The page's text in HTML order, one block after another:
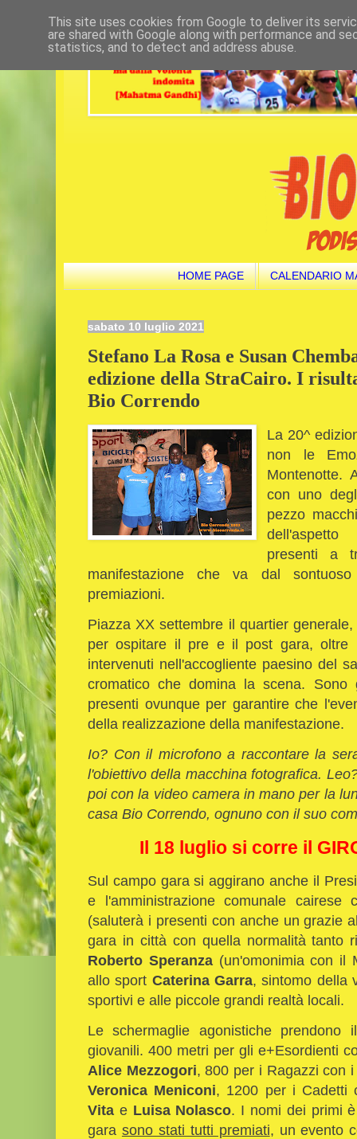
HOME PAGE CALENDARIO
sabato 10 luglio 2021
Stefano La Rosa e Susan
edizione della StraCairo. I
Bio Correndo
La 20^
non le
Montenotte.
con uno
pezzo
presenti a
manifestazione che va dal
premiazioni.
Piazza XX settembre il quartier
per ospitare il pre e il post gara, oltre
intervenuti nell'accogliente paesino del
cromatico che domina la scena. Sono
presenti ovunque per garantire che
della realizzazione della manifestazione.
Io? Con il microfono a raccontare la
l'obiettivo della macchina fotografica.
poi con la video camera in mano per la
casa Bio Correndo, ognuno con il suo
Il 18 luglio si corre il
Sul campo gara si aggirano anche il
e l'amministrazione comunale
(saluterà i presenti con anche un grazie
gara in città con quella normalità tanto
Roberto Speranza(un'omonimia con il
allo sport Caterina Garra, sintomo della
sportivi e alle piccole grandi realtà locali.
Le schermaglie agonistiche
giovanili. 400 metri per gli e+Esordienti
Alice Mezzogori, 800 per i Ragazzi con
Veronica Meniconi, 1200 per i Cadetti
Vita e Luisa Nolasco. I nomi dei primi
gara sono stati tutti premiati, un evento
This site uses cookies from Google to deliver its
are shared with Google along with performance and
statistics, and to detect and address abuse.